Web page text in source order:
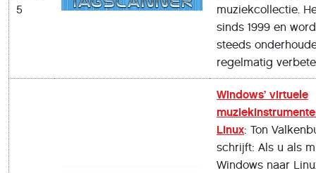
5
muziekcollectie.
sinds 1999 en
steeds
regelmatig
Windows’ virtuele
Linux: Ton
schrijft: Als u als
Windows naar